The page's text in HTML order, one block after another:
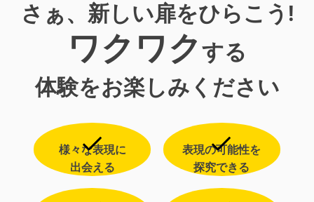
さぁ、新しい扉をひらこう!
ワクワクする
体験をお楽しみください
様々な表現に
出会える
表現の可能性を
探究できる